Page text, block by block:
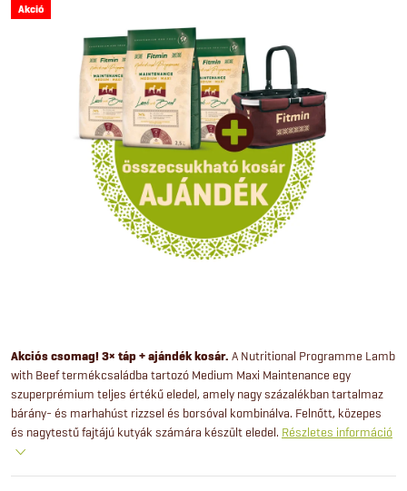
Akció
Akciós csomag! 3× táp + ajándék kosár. A Nutritional Programme Lamb
with Beef termékcsaládba tartozó Medium Maxi Maintenance egy
szuperprémium teljes értékű eledel, amely nagy százalékban tartalmaz
bárány- és marhahúst rizzsel és borsóval kombinálva. Felnőtt, közepes
és nagytestű fajtájú kutyák számára készült eledel. Részletes információ